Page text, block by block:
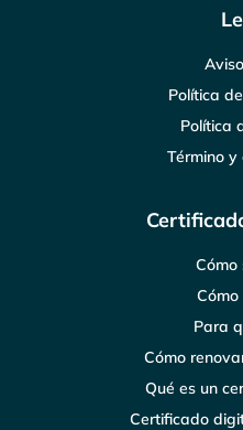
Política
Política
Término y
Cómo
Para
Cómo
Qué es un
Certificado